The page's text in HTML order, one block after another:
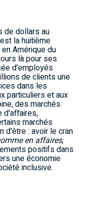
de dollars au
la huitième
Amérique du
là pour ses
d'employés
de clients une
dans les
particuliers et aux
des marchés
d'affaires,
marchés
d'être : avoir le cran
en affaires,
positifs dans
une économie
inclusive.